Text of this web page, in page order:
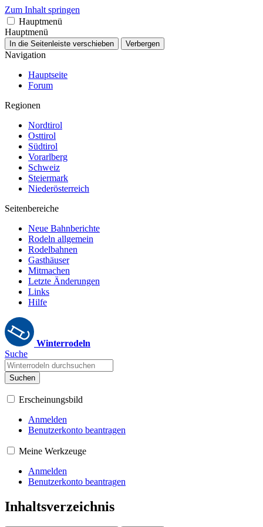
Zum Inhalt springen
Hauptmenü
Hauptmenü
In die Seitenleiste verschieben Verbergen
Navigation
Hauptseite
Forum
Regionen
Nordtirol
Osttirol
Südtirol
Vorarlberg
Schweiz
Steiermark
Niederösterreich
Seitenbereiche
Neue Bahnberichte
Rodeln allgemein
Rodelbahnen
Gasthäuser
Mitmachen
Letzte Änderungen
Links
Hilfe
Winterrodeln
Suche
Suchen
Erscheinungsbild
Anmelden
Benutzerkonto beantragen
Meine Werkzeuge
Anmelden
Benutzerkonto beantragen
Inhaltsverzeichnis